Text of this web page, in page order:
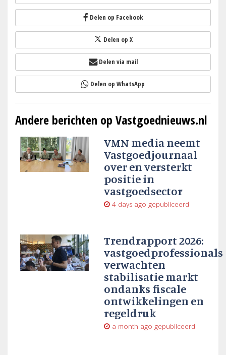
Delen op Facebook
Delen op X
Delen via mail
Delen op WhatsApp
Andere berichten op Vastgoednieuws.nl
VMN media neemt
Vastgoedjournaal
over en versterkt
positie in
vastgoedsector
4 days ago gepubliceerd
Trendrapport 2026:
vastgoedprofessionals
verwachten
stabilisatie markt
ondanks fiscale
ontwikkelingen en
regeldruk
a month ago gepubliceerd